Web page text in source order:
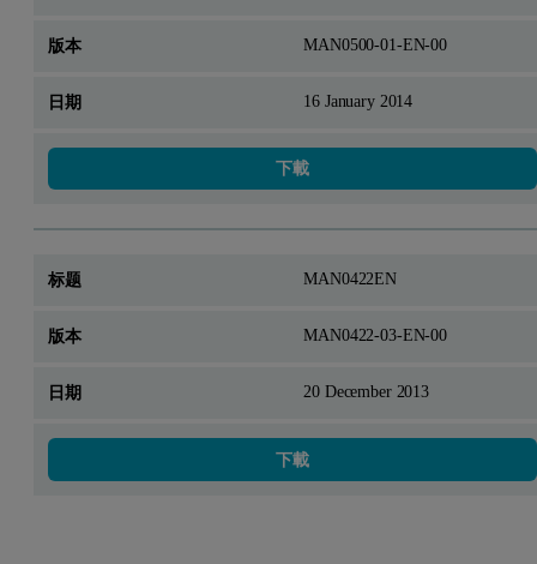
MAN0500-01-EN-00
16 January 2014
下載
MAN0422EN
MAN0422-03-EN-00
20 December 2013
下載